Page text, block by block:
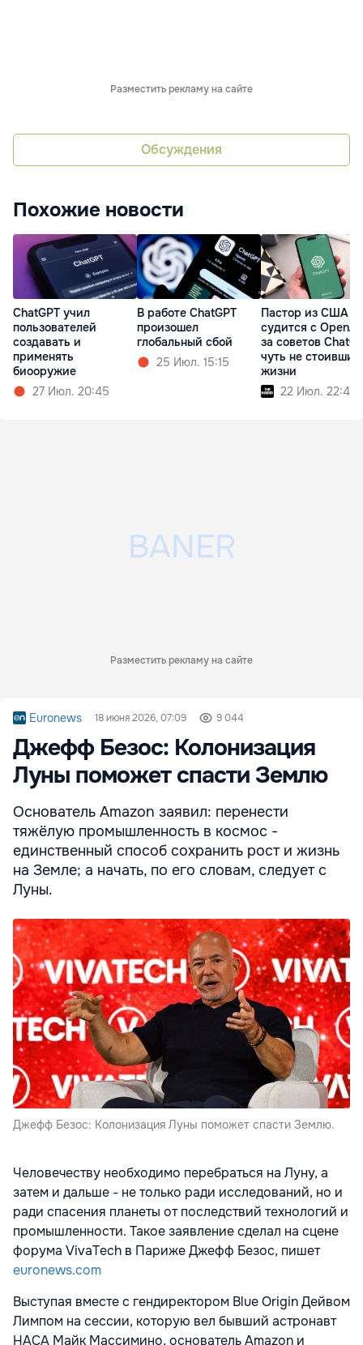
Разместить рекламу на сайте
Обсуждения
Похожие новости
ChatGPT учил
пользователей
создавать и
применять
биооружие
27 Июл. 20:45
В работе ChatGPT
произошел
глобальный сбой
25 Июл. 15:15
Пастор из США
судится с
за советов
чуть не
жизни
22 Июл. 22:41
Разместить рекламу на сайте
Euronews 18 июня 2026, 07:09 9 044
Джефф Безос: Колонизация
Луны поможет спасти Землю
Основатель Amazon заявил: перенести
тяжёлую промышленность в космос -
единственный способ сохранить рост и жизнь
на Земле; а начать, по его словам, следует с
Луны.
Джефф Безос: Колонизация Луны поможет спасти Землю.
Человечеству необходимо перебраться на Луну, а
затем и дальше - не только ради исследований, но и
ради спасения планеты от последствий технологий и
промышленности. Такое заявление сделал на сцене
форума VivaTech в Париже Джефф Безос, пишет
euronews.com
Выступая вместе с гендиректором Blue Origin Дейвом
Лимпом на сессии, которую вел бывший астронавт
НАСА Майк Массимино, основатель Amazon и